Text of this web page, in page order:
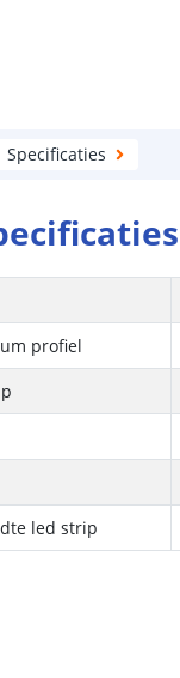
Specificaties
profiel
led strip